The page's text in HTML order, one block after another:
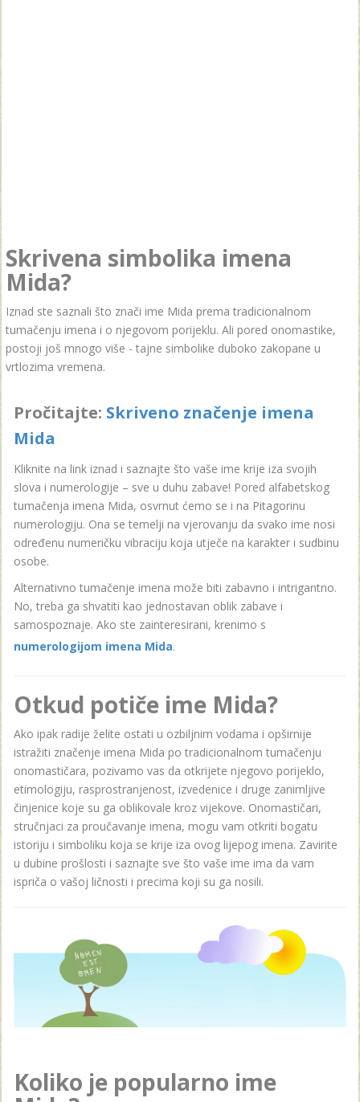
Skrivena simbolika imena
Mida?
Iznad ste saznali što znači ime Mida prema tradicionalnom
tumačenju imena i o njegovom porijeklu. Ali pored onomastike,
postoji još mnogo više - tajne simbolike duboko zakopane u
vrtlozima vremena.
Pročitajte: Skriveno značenje imena
Mida
Kliknite na link iznad i saznajte što vaše ime krije iza svojih
slova i numerologije – sve u duhu zabave! Pored alfabetskog
tumačenja imena Mida, osvrnut ćemo se i na Pitagorinu
numerologiju. Ona se temelji na vjerovanju da svako ime nosi
određenu numeričku vibraciju koja utječe na karakter i sudbinu
osobe.
Alternativno tumačenje imena može biti zabavno i intrigantno.
No, treba ga shvatiti kao jednostavan oblik zabave i
samospoznaje. Ako ste zainteresirani, krenimo s
numerologijom imena Mida.
Otkud potiče ime Mida?
Ako ipak radije želite ostati u ozbiljnim vodama i opširnije
istražiti značenje imena Mida po tradicionalnom tumačenju
onomastičara, pozivamo vas da otkrijete njegovo porijeklo,
etimologiju, rasprostranjenost, izvedenice i druge zanimljive
činjenice koje su ga oblikovale kroz vijekove. Onomastičari,
stručnjaci za proučavanje imena, mogu vam otkriti bogatu
istoriju i simboliku koja se krije iza ovog lijepog imena. Zavirite
u dubine prošlosti i saznajte sve što vaše ime ima da vam
ispriča o vašoj ličnosti i precima koji su ga nosili.
Koliko je popularno ime